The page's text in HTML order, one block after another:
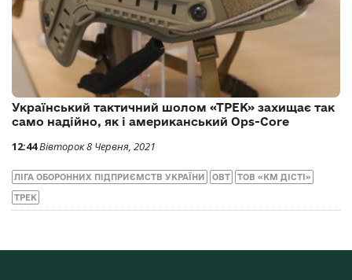
Український тактичний шолом «ТРЕК» захищає так
само надійно, як і американський Ops-Core
12:44Вівторок 8 Червня, 2021
ЛІГА ОБОРОННИХ ПІДПРИЄМСТВ УКРАЇНИ ОВТ ТОВ «KM ДІСТІ»
ТРЕК